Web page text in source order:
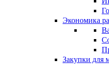
Экономика
Закупки для